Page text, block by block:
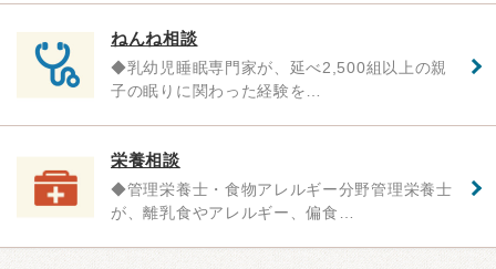
ねんね相談
◆乳幼児睡眠専門家が、延べ2,500組以上の親
子の眠りに関わった経験を…
栄養相談
◆管理栄養士・食物アレルギー分野管理栄養士
が、離乳食やアレルギー、偏食…